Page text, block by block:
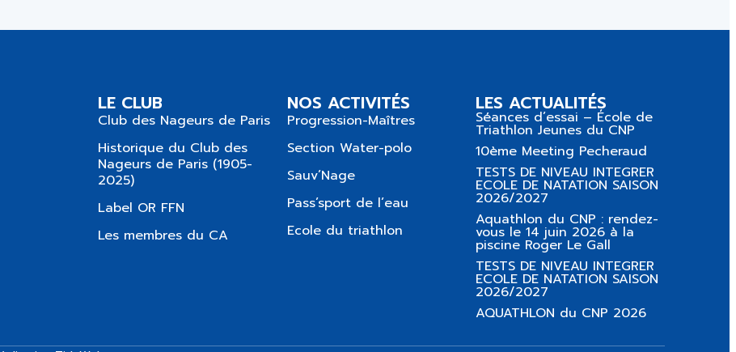
LE CLUB
Club des Nageurs de Paris
Historique du Club des
Nageurs de Paris (1905-
2025)
Label OR FFN
Les membres du CA
NOS ACTIVITÉS
Progression-Maîtres
Section Water-polo
Sauv’Nage
Pass’sport de l’eau
Ecole du triathlon
LES ACTUALITÉS
Séances d’essai – École de
Triathlon Jeunes du CNP
10ème Meeting Pecheraud
TESTS DE NIVEAU INTEGRER
ECOLE DE NATATION SAISON
2026/2027
Aquathlon du CNP : rendez-
vous le 14 juin 2026 à la
piscine Roger Le Gall
TESTS DE NIVEAU INTEGRER
ECOLE DE NATATION SAISON
2026/2027
AQUATHLON du CNP 2026